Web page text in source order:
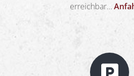
erreichbar…